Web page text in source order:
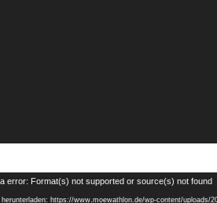
error: Format(s) not supported or source(s) not found
herunterladen: https://www.moewathlon.de/wp-content/uploads/